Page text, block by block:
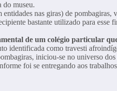
do museu.
nas giras) de
bastante utilizado para esse
de um colégio particular
identificada como travesti
iniciou-se no universo dos
foi se entregando aos